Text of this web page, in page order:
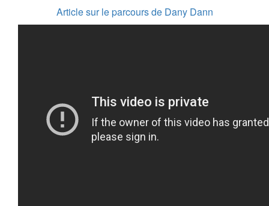
Article sur le parcours de Dany Dann